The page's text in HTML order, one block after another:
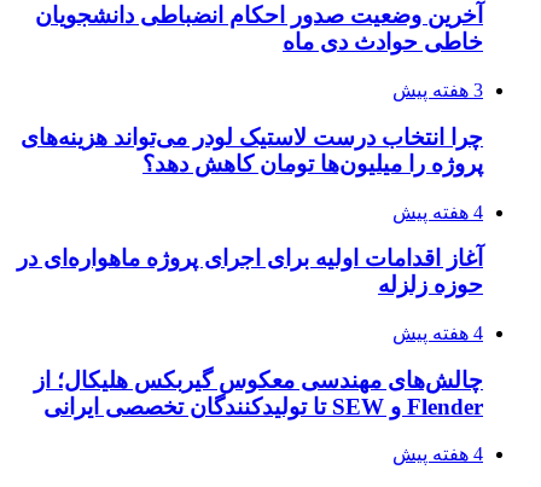
آخرین وضعیت صدور احکام انضباطی دانشجویان
خاطی حوادث دی ماه
3 هفته پیش
چرا انتخاب درست لاستیک لودر می‌تواند هزینه‌های
پروژه را میلیون‌ها تومان کاهش دهد؟
4 هفته پیش
آغاز اقدامات اولیه برای اجرای پروژه ماهواره‌ای در
حوزه زلزله
4 هفته پیش
چالش‌های مهندسی معکوس گیربکس هلیکال؛ از
Flender و SEW تا تولیدکنندگان تخصصی ایرانی
4 هفته پیش